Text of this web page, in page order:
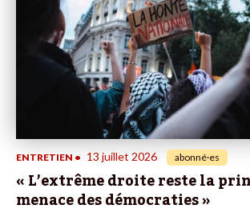
ENTRETIEN • 13 juillet 2026 abonné·es
« L’extrême droite reste la
menace des démocraties »